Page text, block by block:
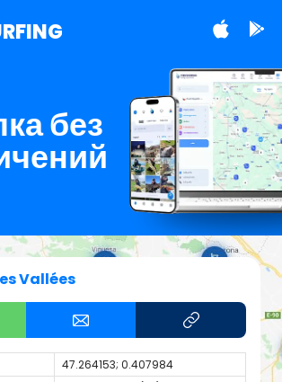
без
Vallées
47.264153; 0.407984